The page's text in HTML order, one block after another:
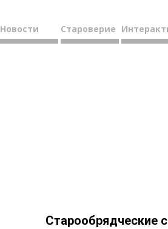
Новости Староверие
Старообрядческие